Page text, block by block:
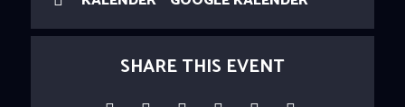
SHARE THIS EVENT